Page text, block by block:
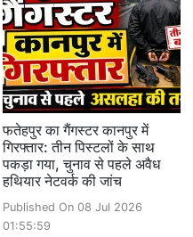
फतेहपुर का गैंगस्टर कानपुर में
गिरफ्तार: तीन पिस्टलों के साथ
पकड़ा गया, चुनाव से पहले अवैध
हथियार नेटवर्क की जांच
Published On 08 Jul 2026
01:55:59